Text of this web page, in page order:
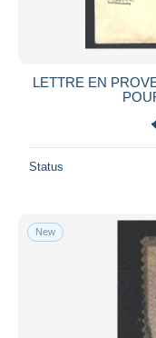
LETTRE EN
Status
New